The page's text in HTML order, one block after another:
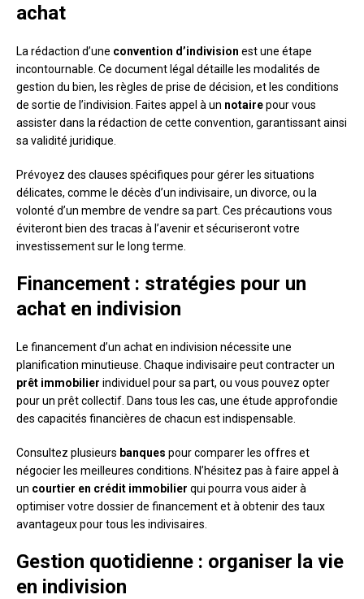
achat
La rédaction d’une convention d’indivision est une étape
incontournable. Ce document légal détaille les modalités de
gestion du bien, les règles de prise de décision, et les conditions
de sortie de l’indivision. Faites appel à un notairepour vous
assister dans la rédaction de cette convention, garantissant ainsi
sa validité juridique.
Prévoyez des clauses spécifiques pour gérer les situations
délicates, comme le décès d’un indivisaire, un divorce, ou la
volonté d’un membre de vendre sa part. Ces précautions vous
éviteront bien des tracas à l’avenir et sécuriseront votre
investissement sur le long terme.
Financement : stratégies pour un
achat en indivision
Le financement d’un achat en indivision nécessite une
planification minutieuse. Chaque indivisaire peut contracter un
prêt immobilier individuel pour sa part, ou vous pouvez opter
pour un prêt collectif. Dans tous les cas, une étude approfondie
des capacités financières de chacun est indispensable.
Consultez plusieurs banques pour comparer les offres et
négocier les meilleures conditions. N’hésitez pas à faire appel à
un courtier en crédit immobilier qui pourra vous aider à
optimiser votre dossier de financement et à obtenir des taux
avantageux pour tous les indivisaires.
Gestion quotidienne : organiser la vie
en indivision